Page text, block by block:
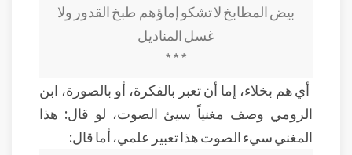
بيض المطابخ لا تشكو إماؤهم طبخ القدور ولا
غسل المناديل
* * *
أي هم بخلاء، إما أن تعبر بالفكرة، أو بالصورة، ابن
الرومي وصف مغنياً سيئ الصوت، لو قال: هذا
المغني سيء الصوت هذا تعبير علمي، أما قال: